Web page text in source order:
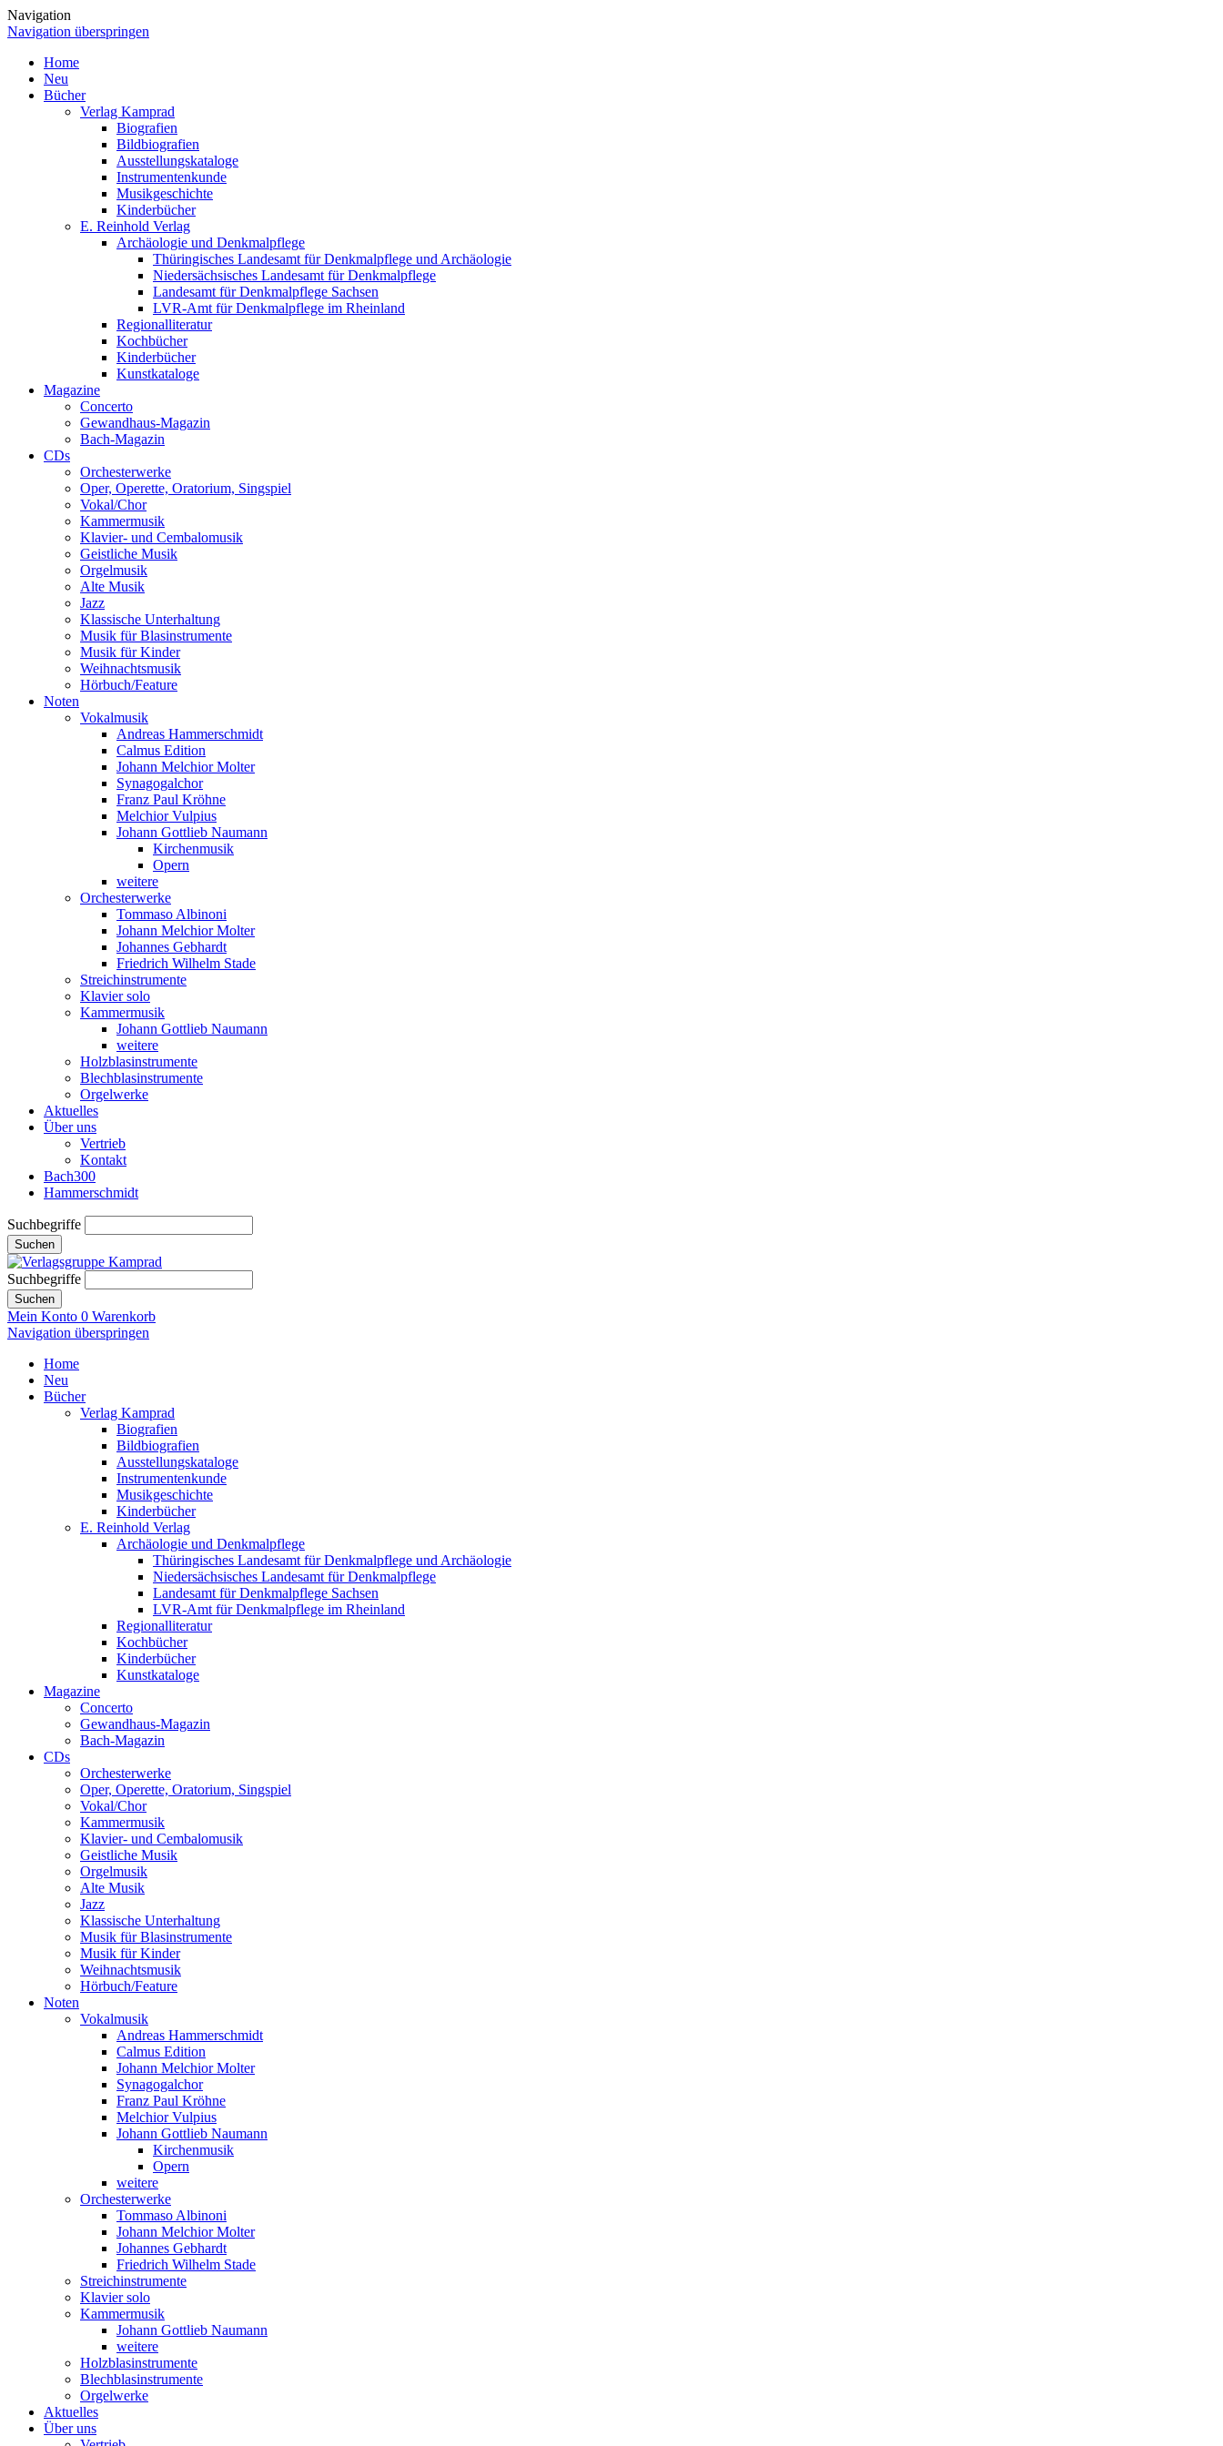
Navigation
Navigation überspringen
Home
Neu
Bücher
Verlag Kamprad
Biografien
Bildbiografien
Ausstellungskataloge
Instrumentenkunde
Musikgeschichte
Kinderbücher
E. Reinhold Verlag
Archäologie und Denkmalpflege
Thüringisches Landesamt für Denkmalpflege und Archäologie
Niedersächsisches Landesamt für Denkmalpflege
Landesamt für Denkmalpflege Sachsen
LVR-Amt für Denkmalpflege im Rheinland
Regionalliteratur
Kochbücher
Kinderbücher
Kunstkataloge
Magazine
Concerto
Gewandhaus-Magazin
Bach-Magazin
CDs
Orchesterwerke
Oper, Operette, Oratorium, Singspiel
Vokal/Chor
Kammermusik
Klavier- und Cembalomusik
Geistliche Musik
Orgelmusik
Alte Musik
Jazz
Klassische Unterhaltung
Musik für Blasinstrumente
Musik für Kinder
Weihnachtsmusik
Hörbuch/Feature
Noten
Vokalmusik
Andreas Hammerschmidt
Calmus Edition
Johann Melchior Molter
Synagogalchor
Franz Paul Kröhne
Melchior Vulpius
Johann Gottlieb Naumann
Kirchenmusik
Opern
weitere
Orchesterwerke
Tommaso Albinoni
Johann Melchior Molter
Johannes Gebhardt
Friedrich Wilhelm Stade
Streichinstrumente
Klavier solo
Kammermusik
Johann Gottlieb Naumann
weitere
Holzblasinstrumente
Blechblasinstrumente
Orgelwerke
Aktuelles
Über uns
Vertrieb
Kontakt
Bach300
Hammerschmidt
Suchbegriffe
Suchen
Suchbegriffe
Suchen
Mein Konto 0 Warenkorb
Navigation überspringen
Home
Neu
Bücher
Verlag Kamprad
Biografien
Bildbiografien
Ausstellungskataloge
Instrumentenkunde
Musikgeschichte
Kinderbücher
E. Reinhold Verlag
Archäologie und Denkmalpflege
Thüringisches Landesamt für Denkmalpflege und Archäologie
Niedersächsisches Landesamt für Denkmalpflege
Landesamt für Denkmalpflege Sachsen
LVR-Amt für Denkmalpflege im Rheinland
Regionalliteratur
Kochbücher
Kinderbücher
Kunstkataloge
Magazine
Concerto
Gewandhaus-Magazin
Bach-Magazin
CDs
Orchesterwerke
Oper, Operette, Oratorium, Singspiel
Vokal/Chor
Kammermusik
Klavier- und Cembalomusik
Geistliche Musik
Orgelmusik
Alte Musik
Jazz
Klassische Unterhaltung
Musik für Blasinstrumente
Musik für Kinder
Weihnachtsmusik
Hörbuch/Feature
Noten
Vokalmusik
Andreas Hammerschmidt
Calmus Edition
Johann Melchior Molter
Synagogalchor
Franz Paul Kröhne
Melchior Vulpius
Johann Gottlieb Naumann
Kirchenmusik
Opern
weitere
Orchesterwerke
Tommaso Albinoni
Johann Melchior Molter
Johannes Gebhardt
Friedrich Wilhelm Stade
Streichinstrumente
Klavier solo
Kammermusik
Johann Gottlieb Naumann
weitere
Holzblasinstrumente
Blechblasinstrumente
Orgelwerke
Aktuelles
Über uns